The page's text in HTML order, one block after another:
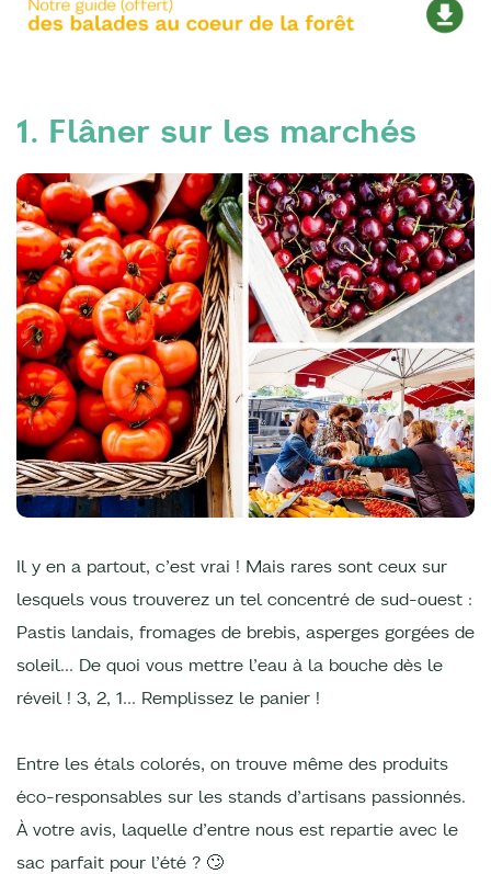
1. Flâner sur les marchés
Il y en a partout, c’est vrai ! Mais rares sont ceux sur
lesquels vous trouverez un tel concentré de sud-ouest :
Pastis landais, fromages de brebis, asperges gorgées de
soleil… De quoi vous mettre l’eau à la bouche dès le
réveil ! 3, 2, 1… Remplissez le panier !
Entre les étals colorés, on trouve même des produits
éco-responsables sur les stands d’artisans passionnés.
À votre avis, laquelle d’entre nous est repartie avec le
sac parfait pour l’été ? 🙄